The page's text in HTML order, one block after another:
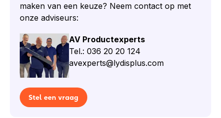
maken van een keuze? Neem contact op met
onze adviseurs:
AV Productexperts
Tel.: 036 20 20 124
avexperts@lydisplus.com
Stel een vraag